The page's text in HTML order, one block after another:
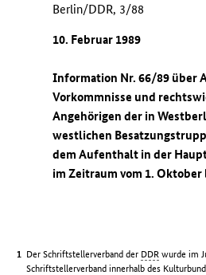
Berlin/DDR, 3/88
10. Februar 1989
Information Nr. 66/89 über
Vorkommnisse und
Angehörigen der in
westlichen
dem Aufenthalt in der
im Zeitraum vom 1. Oktober
Der Schriftstellerverband der DDR wurde im
Schriftstellerverband innerhalb des